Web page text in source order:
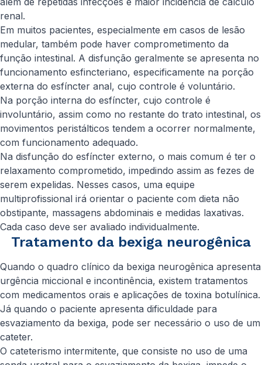
renal.
Em muitos pacientes, especialmente em casos de lesão
medular, também pode haver comprometimento da
função intestinal. A disfunção geralmente se apresenta no
funcionamento esfincteriano, especificamente na porção
externa do esfíncter anal, cujo controle é voluntário.
Na porção interna do esfíncter, cujo controle é
involuntário, assim como no restante do trato intestinal, os
movimentos peristálticos tendem a ocorrer normalmente,
com funcionamento adequado.
Na disfunção do esfíncter externo, o mais comum é ter o
relaxamento comprometido, impedindo assim as fezes de
serem expelidas. Nesses casos, uma equipe
multiprofissional irá orientar o paciente com dieta não
obstipante, massagens abdominais e medidas laxativas.
Cada caso deve ser avaliado individualmente.
Tratamento da bexiga neurogênica
Quando o quadro clínico da bexiga neurogênica apresenta
urgência miccional e incontinência, existem tratamentos
com medicamentos orais e aplicações de toxina botulínica.
Já quando o paciente apresenta dificuldade para
esvaziamento da bexiga, pode ser necessário o uso de um
cateter.
O cateterismo intermitente, que consiste no uso de uma